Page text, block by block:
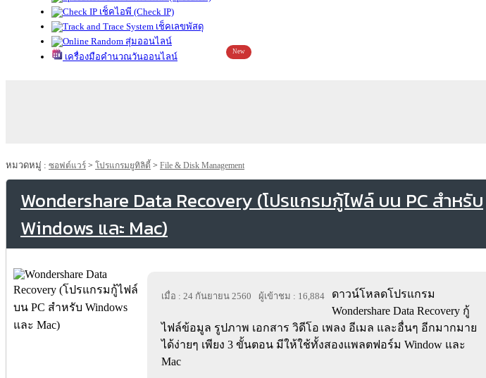
เช็คไอพี (Check IP)
เช็คเลขพัสดุ
สุ่มออนไลน์
เครื่องมือคำนวณวันออนไลน์
New
หมวดหมู่ : ซอฟต์แวร์ > โปรแกรมยูทิลิตี้ > File & Disk Management
Wondershare Data Recovery (โปรแกรมกู้ไฟล์ บน PC สำหรับ
Windows และ Mac)
เมื่อ : 24 กันยายน 2560 ผู้เข้าชม : 16,884
ดาวน์โหลดโปรแกรม
Wondershare Data Recovery กู้
ไฟล์ข้อมูล รูปภาพ เอกสาร วิดีโอ เพลง อีเมล และอื่นๆ อีกมากมาย
ได้ง่ายๆ เพียง 3 ขั้นตอน มีให้ใช้ทั้งสองแพลตฟอร์ม Window และ
Mac